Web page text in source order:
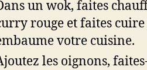
un wok, faites
rouge et faites cuire
votre cuisine.
les oignons,